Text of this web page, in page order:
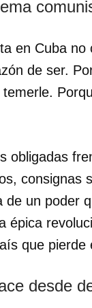
en Cuba
de ser.
obligadas
consignas
de un poder
épica
que pierde
desde